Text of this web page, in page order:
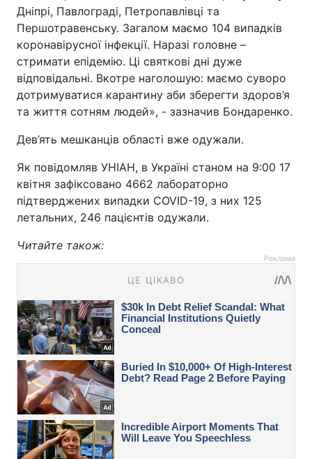
Дніпрі, Павлограді, Петропавлівці та
Першотравенську. Загалом маємо 104 випадків
коронавірусної інфекції. Наразі головне –
стримати епідемію. Ці святкові дні дуже
відповідальні. Вкотре наголошую: маємо суворо
дотримуватися карантину аби зберегти здоров’я
та життя сотням людей», - зазначив Бондаренко.
Дев’ять мешканців області вже одужали.
Як повідомляв УНІАН, в Україні станом на 9:00 17
квітня зафіксовано 4662 лабораторно
підтверджених випадки COVID-19, з них 125
летальних, 246 пацієнтів одужали.
Читайте також:
Реклама